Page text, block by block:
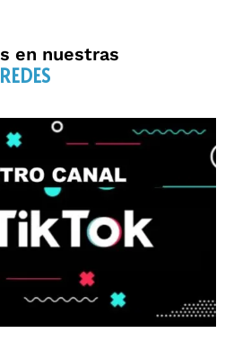
en nuestras
REDES